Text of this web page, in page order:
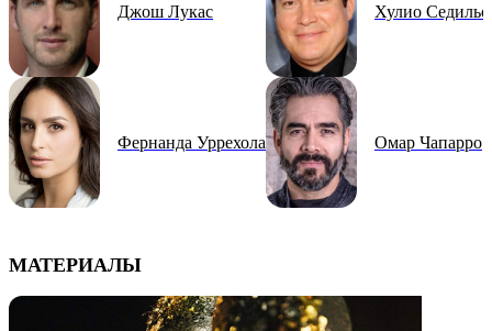
Джош Лукас
Фернанда Уррехола
Хулио Седильо
Омар Чапарро
МАТЕРИАЛЫ